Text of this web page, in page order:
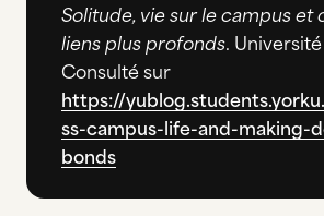
Solitude, vie sur le campus et
liens plus profonds. Université
Consulté sur
https://
ss-campus-life-and-making-
bonds